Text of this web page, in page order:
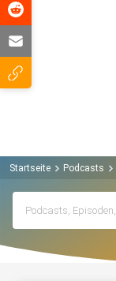
Startseite Podcasts